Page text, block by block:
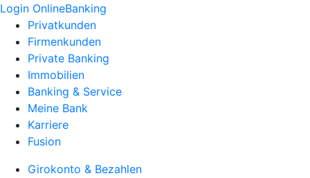
Login OnlineBanking
Privatkunden
Firmenkunden
Private Banking
Immobilien
Banking & Service
Meine Bank
Karriere
Fusion
Girokonto & Bezahlen